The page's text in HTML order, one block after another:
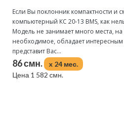
Если Вы поклонник компактности и
компьютерный КС 20-13 BMS, как
Модель не занимает много места,
необходимое, обладает
представит Вас...
86 смн.
x 24 мес.
Цена 1 582 смн.